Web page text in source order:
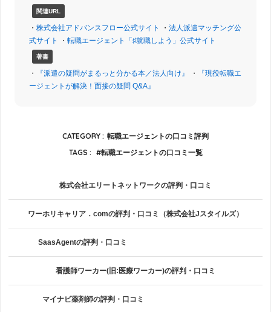
関連URL
・ 株式会社アドバンスフロー公式サイト ・ 法人派遣マッチング公
式サイト
・ 転職エージェント「♯就職しよう」公式サイト
著書
・ 『派遣の疑問がまるっと分かる本／法人向け』 ・
『現役転職エ
ージェントが解決！面接の疑問 Q&A』
CATEGORY : 転職エージェントの口コミ評判
TAGS :
転職エージェントの口コミ一覧
株式会社エリートネットワークの評判・口コミ
ワーホリキャリア．comの評判・口コミ（株式会社Jスタイルズ）
SaasAgentの評判・口コミ
看護師ワーカー(旧:医療ワーカー)の評判・口コミ
マイナビ薬剤師の評判・口コミ